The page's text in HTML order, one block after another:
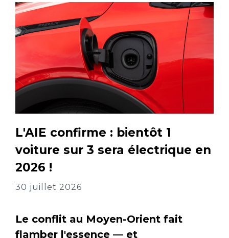
L'AIE confirme : bientôt 1
voiture sur 3 sera électrique en
2026 !
30 juillet 2026
Le conflit au Moyen-Orient fait
flamber l'essence — et